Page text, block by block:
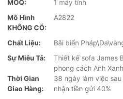
MOQ:
1 máy tính
Mô Hình
KHÔNG CÓ:
A2822
Chất Liệu:
Bãi biển
Sự Miêu Tả:
Thiết kế sofa James
phong cách Anh
Thời Gian
Giao Hàng:
38 ngày làm việc
nhận tiền gửi 40%